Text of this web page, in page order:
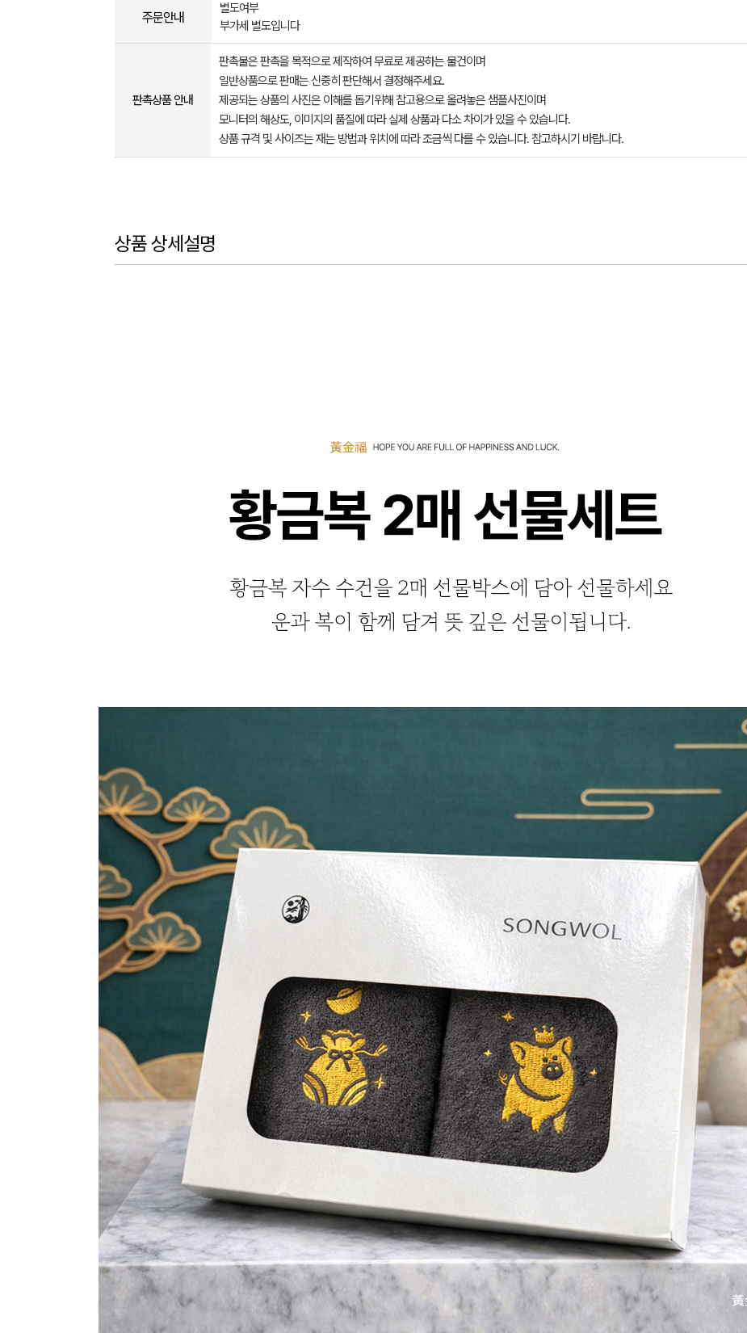
주문안내
별도여부
부가세 별도입니다
판촉상품 안내
판촉물은 판촉을 목적으로 제작하여 무료로 제공하는 물건이며
일반상품으로 판매는 신중히 판단해서 결정해주세요.
제공되는 상품의 사진은 이해를 돕기위해 참고용으로 올려놓은 샘플사진이며
모니터의 해상도, 이미지의 품질에 따라 실제 상품과 다소 차이가 있을 수 있습니다.
상품 규격 및 사이즈는 재는 방법과 위치에 따라 조금씩 다를 수 있습니다. 참고하시기 바랍니다.
상품 상세설명